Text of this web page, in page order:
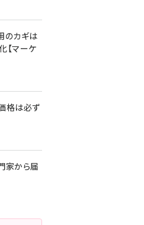
のカギは
【マーケ
格は必ず
家から届